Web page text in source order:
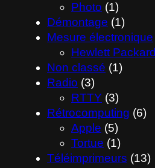
Photo (1)
Démontage (1)
Mesure électronique
Hewlett Packard
Non classé (1)
Radio (3)
RTTY (3)
Rétrocomputing (6)
Apple (5)
Tortue (1)
Téléimprimeurs (13)